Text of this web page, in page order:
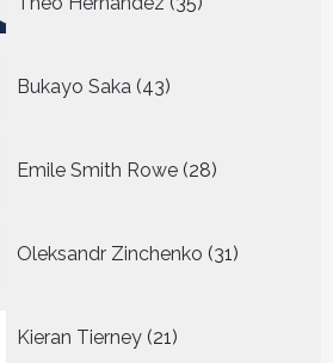
producten
Bukayo Saka 43
producten
Emile Smith Rowe 28
producten
Oleksandr Zinchenko 31
producten
Kieran Tierney 21
producten